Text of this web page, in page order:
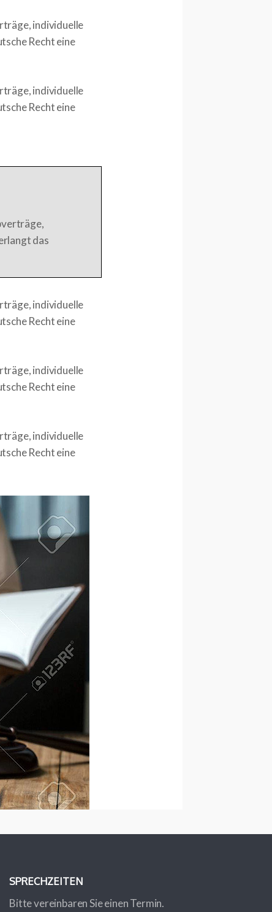
individuelle
Recht eine
individuelle
Recht eine
das
individuelle
Recht eine
individuelle
Recht eine
individuelle
Recht eine
SPRECHZEITEN
Bitte vereinbaren Sie einen Termin.